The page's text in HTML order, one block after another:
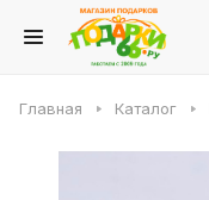
Главная Каталог